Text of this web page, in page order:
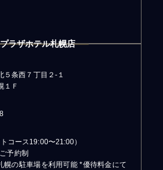
ラザホテル札幌店
５条西７丁目２-１
１Ｆ
コース19:00〜21:00）
予約制
幌の駐車場を利用可能 *優待料金にて